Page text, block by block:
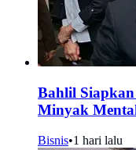
Bahlil
Minyak
Bisnis•1 hari lalu